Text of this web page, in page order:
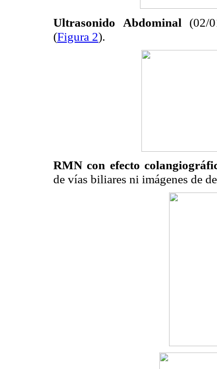
Ultrasonido Abdominal (02/
(Figura 2).
RMN con efecto
de vías biliares ni imágenes de